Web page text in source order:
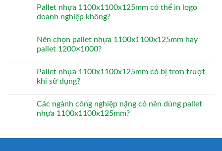
Pallet nhựa 1100x1100x125mm có thể in logo
doanh nghiệp không?
Nên chọn pallet nhựa 1100x1100x125mm hay
pallet 1200×1000?
Pallet nhựa 1100x1100x125mm có bị trơn trượt
khi sử dụng?
Các ngành công nghiệp nặng có nên dùng pallet
nhựa 1100x1100x125mm?